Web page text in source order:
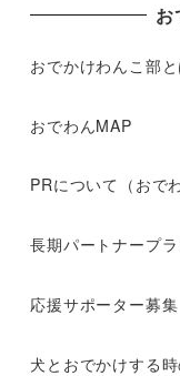
お
おでかけわんこ部と
おでわんMAP
PRについて（おで
長期パートナープ
応援サポーター募
犬とおでかけする